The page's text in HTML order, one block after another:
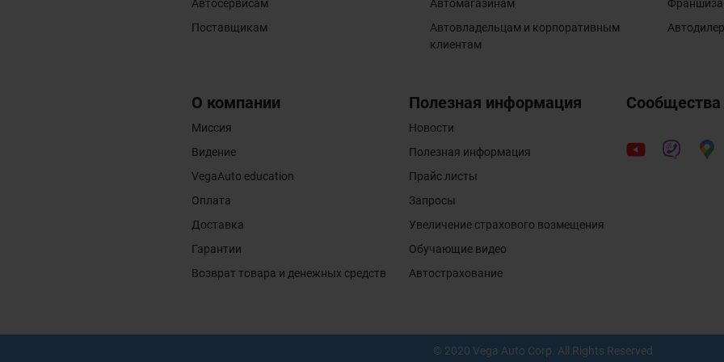
Автосервисам
Поставщикам
Автомагазинам
Автовладельцам и корпоративным
клиентам
Франшиза
О компании
Миссия
Видение
VegaAuto education
Оплата
Доставка
Гарантии
Возврат товара и денежных средств
Полезная информация
Новости
Полезная информация
Прайс листы
Запросы
Увеличение страхового возмещения
Обучающие видео
Автострахование
Сообщества
© 2020 Vega Auto Corp. All Rights Reserved